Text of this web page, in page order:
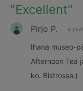
"Excellent"
Pirjo P. a
Ihana museo-
Afternoon Tea
ko. Bistrossa:)